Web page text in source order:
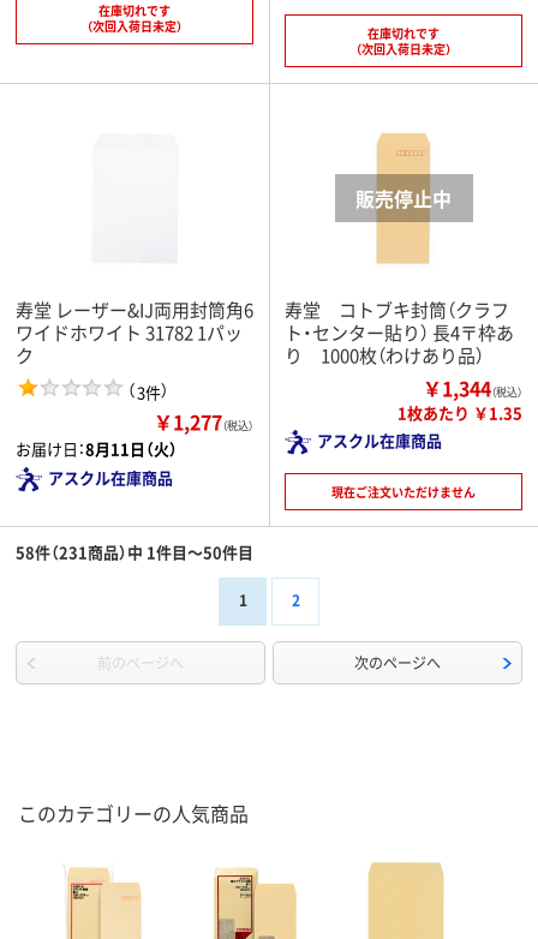
在庫切れです
（次回入荷日未定）
在庫切れです
（次回入荷日未定）
寿堂 レーザー&IJ両用封筒角6
ワイドホワイト 31782 1パッ
ク
（3件）
￥1,277（税込）
お届け日：8月11日（火）
アスクル在庫商品
寿堂 コトブキ封筒（クラフ
ト・センター貼り） 長4〒枠あ
り 1000枚（わけあり品）
￥1,344（税込）
1枚あたり ￥1.35
アスクル在庫商品
現在ご注文いただけません
58件（231商品）中 1件目～50件目
1 2
前のページへ 次のページへ
このカテゴリーの人気商品